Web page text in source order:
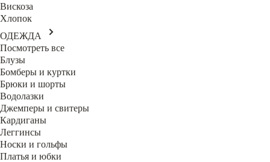
Вискоза
Хлопок
ОДЕЖДА
Посмотреть все
Блузы
Бомберы и куртки
Брюки и шорты
Водолазки
Джемперы и свитеры
Кардиганы
Леггинсы
Носки и гольфы
Платья и юбки